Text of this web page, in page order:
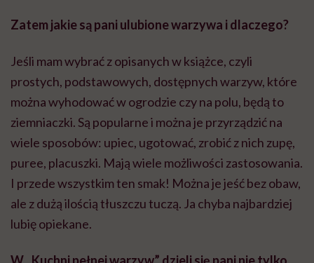
Zatem jakie są pani ulubione warzywa i dlaczego?
Jeśli mam wybrać z opisanych w książce, czyli
prostych, podstawowych, dostępnych warzyw, które
można wyhodować w ogrodzie czy na polu, będą to
ziemniaczki. Są popularne i można je przyrządzić na
wiele sposobów: upiec, ugotować, zrobić z nich zupę,
puree, placuszki. Mają wiele możliwości zastosowania.
I przede wszystkim ten smak! Można je jeść bez obaw,
ale z dużą ilością tłuszczu tuczą. Ja chyba najbardziej
lubię opiekane.